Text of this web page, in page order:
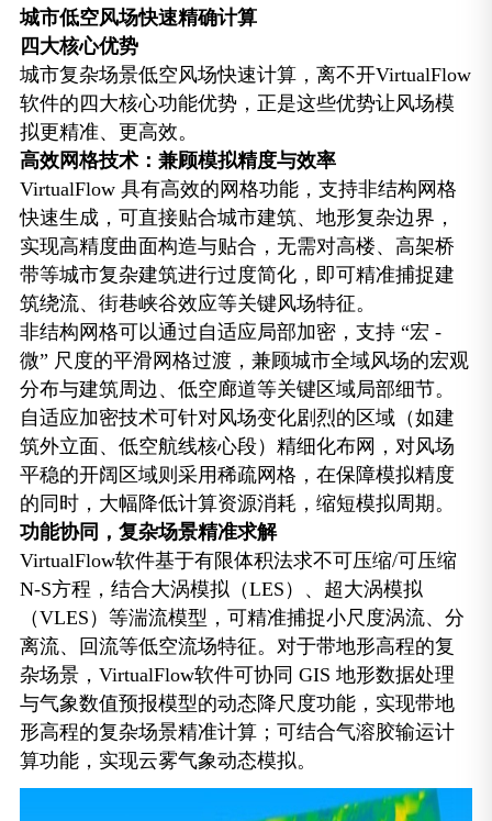
城市低空风场快速精确计算
四大核心优势
城市复杂场景低空风场快速计算，离不开VirtualFlow
软件的四大核心功能优势，正是这些优势让风场模
拟更精准、更高效。
高效网格技术：兼顾模拟精度与效率
VirtualFlow 具有高效的网格功能，支持非结构网格
快速生成，可直接贴合城市建筑、地形复杂边界，
实现高精度曲面构造与贴合，无需对高楼、高架桥
带等城市复杂建筑进行过度简化，即可精准捕捉建
筑绕流、街巷峡谷效应等关键风场特征。
非结构网格可以通过自适应局部加密，支持 “宏 -
微” 尺度的平滑网格过渡，兼顾城市全域风场的宏观
分布与建筑周边、低空廊道等关键区域局部细节。
自适应加密技术可针对风场变化剧烈的区域（如建
筑外立面、低空航线核心段）精细化布网，对风场
平稳的开阔区域则采用稀疏网格，在保障模拟精度
的同时，大幅降低计算资源消耗，缩短模拟周期。
功能协同，复杂场景精准求解
VirtualFlow软件基于有限体积法求不可压缩/可压缩
N-S方程，结合大涡模拟（LES）、超大涡模拟
（VLES）等湍流模型，可精准捕捉小尺度涡流、分
离流、回流等低空流场特征。对于带地形高程的复
杂场景，VirtualFlow软件可协同 GIS 地形数据处理
与气象数值预报模型的动态降尺度功能，实现带地
形高程的复杂场景精准计算；可结合气溶胶输运计
算功能，实现云雾气象动态模拟。